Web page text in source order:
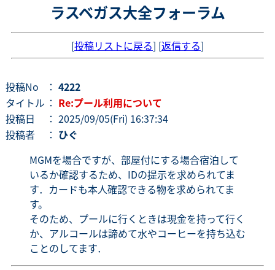
ラスベガス大全フォーラム
[投稿リストに戻る] [返信する]
投稿No ： 4222
タイトル ： Re:プール利用について
投稿日
： 2025/09/05(Fri) 16:37:34
投稿者
： ひぐ
MGMを場合ですが、部屋付にする場合宿泊して
いるか確認するため、IDの提示を求められてま
す．カードも本人確認できる物を求められてま
す。
そのため、プールに行くときは現金を持って行く
か、アルコールは諦めて水やコーヒーを持ち込む
ことのしてます．